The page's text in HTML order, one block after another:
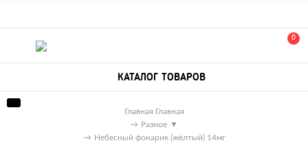
0
КАТАЛОГ ТОВАРОВ
Главная Главная
→ Разное ▼
→ Небесный фонарик (жёлтый) 14мг